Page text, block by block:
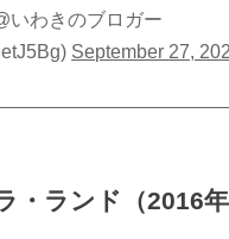
わきのブロガー
September 27,
・ランド（2016